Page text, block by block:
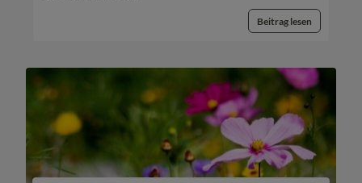
Beitrag lesen